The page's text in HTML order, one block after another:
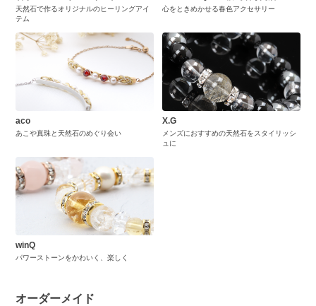
天然石で作るオリジナルのヒーリングアイ
テム
心をときめかせる春色アクセサリー
aco
あこや真珠と天然石のめぐり会い
X.G
メンズにおすすめの天然石をスタイリッシ
ュに
winQ
パワーストーンをかわいく、楽しく
オーダーメイド